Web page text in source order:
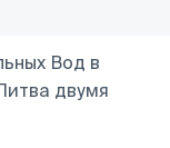
Вод в
двумя